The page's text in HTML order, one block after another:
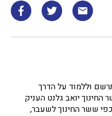
וללמוד על הדרך
החינוך יואב גלנט העניק
ששר החינוך לשעבר,